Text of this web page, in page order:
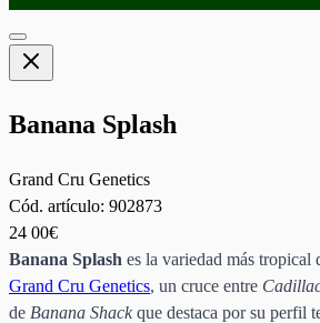
Banana Splash
Grand Cru Genetics
Cód. artículo: 902873
24 00€
Banana Splash es la variedad más tropical
Grand Cru Genetics, un cruce entre
de Banana Shackque destaca por su perfil